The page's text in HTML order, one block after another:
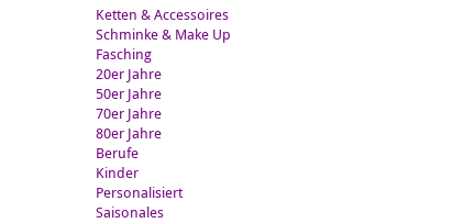
Ketten & Accessoires
Schminke & Make Up
Fasching
20er Jahre
50er Jahre
70er Jahre
80er Jahre
Berufe
Kinder
Personalisiert
Saisonales